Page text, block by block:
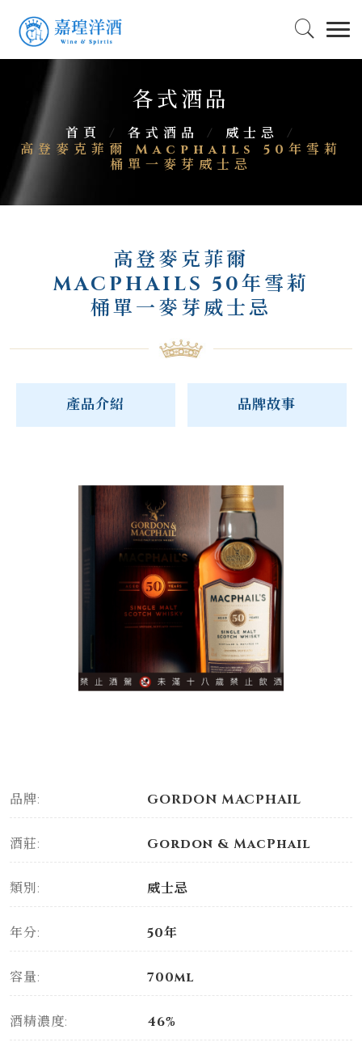
各式酒品
首頁 / 各式酒品 / 威士忌
/
高登麥克菲爾 Macphails 50年雪莉
桶單一麥芽威士忌
高登麥克菲爾
MACPHAILS 50年雪莉
桶單一麥芽威士忌
產品介紹 品牌故事
品牌: GORDON MACPHAIL
酒莊: Gordon & MacPhail
類別: 威士忌
年分: 50年
容量: 700ml
酒精濃度: 46%